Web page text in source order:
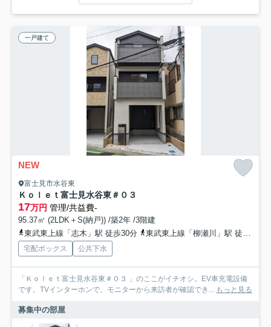
一戸建て
NEW
富士見市水谷東
Ｋｏｌｅｔ富士見水谷東＃０３
17万円 管理/共益費-
95.37㎡ (2LDK＋S(納戸)) /築2年 /3階建
東武東上線「志木」駅 徒歩30分
東武東上線「柳瀬川」駅 徒歩23分
宅配ボックス 公共下水
「Ｋｏｌｅｔ富士見水谷東＃０３ 」のここがイチオシ。EV車充電設備
です。TVインターホンで、モニターから来訪者が確認でき... もっと見る
募集中の部屋